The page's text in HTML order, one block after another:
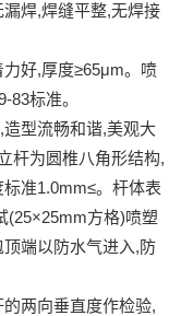
焊,焊缝平整,无焊接
好,厚度≥65μm。喷
标准。
型流畅和谐,美观大
杆为圆椎八角形结构,
准1.0mm≤。杆体表
(25×25mm方格)喷塑
端以防水气进入,防
两向垂直度作检验,